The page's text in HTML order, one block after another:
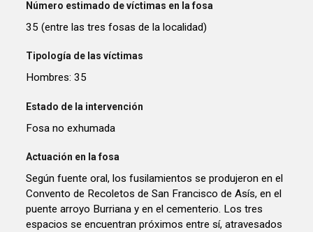
Número estimado de víctimas en la fosa
35 (entre las tres fosas de la localidad)
Tipología de las víctimas
Hombres: 35
Estado de la intervención
Fosa no exhumada
Actuación en la fosa
Según fuente oral, los fusilamientos se produjeron en el
Convento de Recoletos de San Francisco de Asís, en el
puente arroyo Burriana y en el cementerio. Los tres
espacios se encuentran próximos entre sí, atravesados